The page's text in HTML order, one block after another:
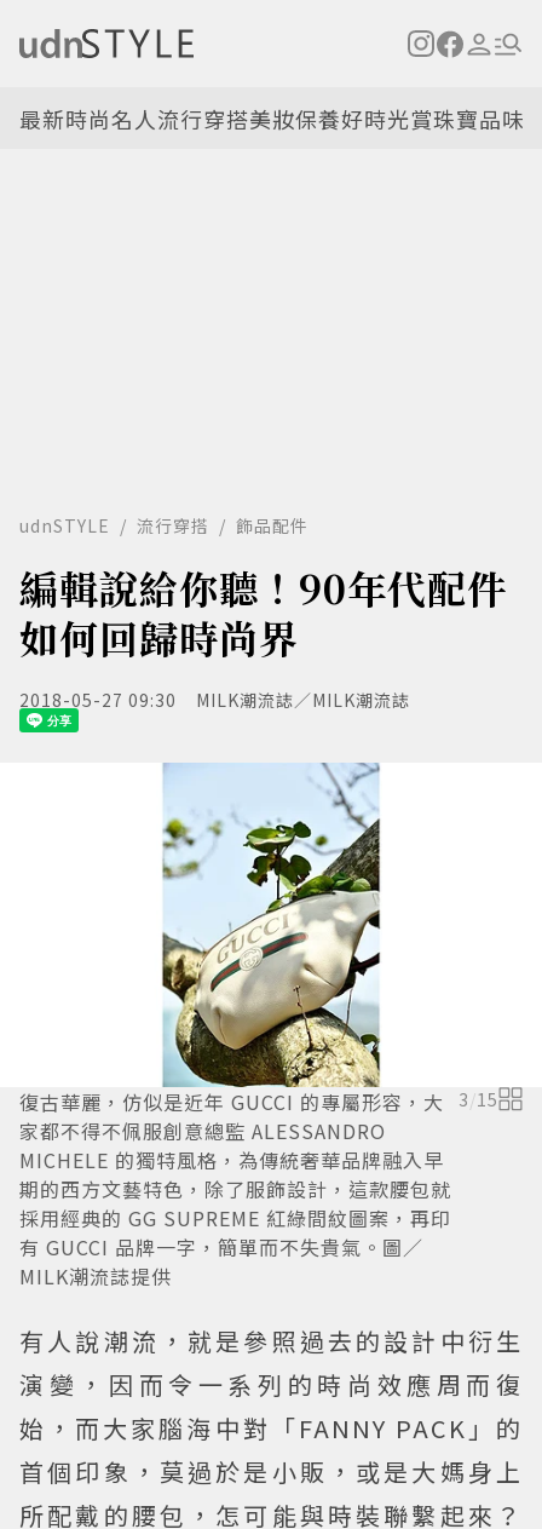
最新時尚名人流行穿搭美妝保養好時光賞珠寶品味
udnSTYLE 流行穿搭 飾品配件
編輯說給你聽！90年代配件
如何回歸時尚界
2018-05-27 09:30 MILK潮流誌／MILK潮流誌
復古華麗，仿似是近年 GUCCI 的專屬形容，大
家都不得不佩服創意總監 ALESSANDRO
MICHELE 的獨特風格，為傳統奢華品牌融入早
期的西方文藝特色，除了服飾設計，這款腰包就
採用經典的 GG SUPREME 紅綠間紋圖案，再印
有 GUCCI 品牌一字，簡單而不失貴氣。圖／
MILK潮流誌提供
3/15
有人說潮流，就是參照過去的設計中衍生
演變，因而令一系列的時尚效應周而復
始，而大家腦海中對「FANNY PACK」的
首個印象，莫過於是小販，或是大媽身上
所配戴的腰包，怎可能與時裝聯繫起來？